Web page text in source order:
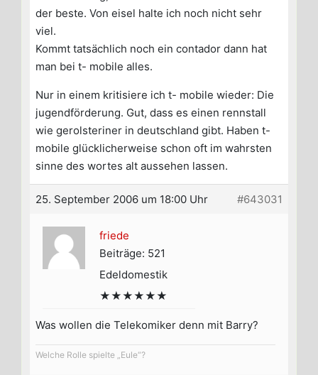
der beste. Von eisel halte ich noch nicht sehr
viel.
Kommt tatsächlich noch ein contador dann hat
man bei t- mobile alles.
Nur in einem kritisiere ich t- mobile wieder: Die
jugendförderung. Gut, dass es einen rennstall
wie gerolsteriner in deutschland gibt. Haben t-
mobile glücklicherweise schon oft im wahrsten
sinne des wortes alt aussehen lassen.
25. September 2006 um 18:00 Uhr #643031
friede
Beiträge: 521
Edeldomestik
★★★★★★
Was wollen die Telekomiker denn mit Barry?
Welche Rolle spielte „Eule“?